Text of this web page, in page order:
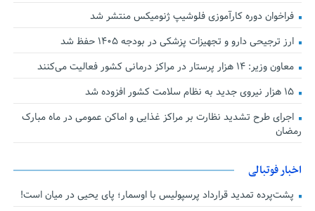
فراخوان دوره کارآموزی فلوشیپ ژنومیکس منتشر شد
ارز ترجیحی دارو و تجهیزات پزشکی در بودجه ۱۴۰۵ حفظ شد
معاون وزیر: ۱۴ هزار پرستار در مراکز درمانی کشور فعالیت می‌کنند
۱۵ هزار نیروی جدید به نظام سلامت کشور افزوده شد
اجرای طرح تشدید نظارت بر مراکز غذایی و اماکن عمومی در ماه مبارک
رمضان
اخبار فوتبالی
پشت‌پرده تمدید قرارداد پرسپولیس با اوسمار؛ پای یحیی در میان است!